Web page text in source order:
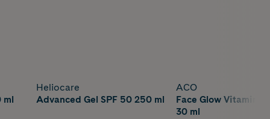
ml
Heliocare
Advanced Gel SPF 50 250 ml
ACO
Face Glow Vitamin
30 ml